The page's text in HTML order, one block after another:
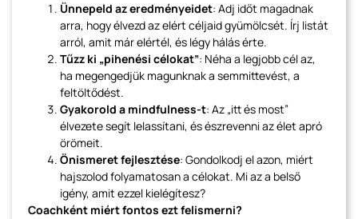
Ünnepeld az eredményeidet: Adj időt magadnak
arra, hogy élvezd az elért céljaid gyümölcsét. Írj listát
arról, amit már elértél, és légy hálás érte.
Tűzz ki „pihenési célokat”: Néha a legjobb cél az,
ha megengedjük magunknak a semmittevést, a
feltöltődést.
Gyakorold a mindfulness-t: Az „itt és most”
élvezete segít lelassítani, és észrevenni az élet apró
örömeit.
Önismeret fejlesztése: Gondolkodj el azon, miért
hajszolod folyamatosan a célokat. Mi az a belső
igény, amit ezzel kielégítesz?
Coachként miért fontos ezt felismerni?